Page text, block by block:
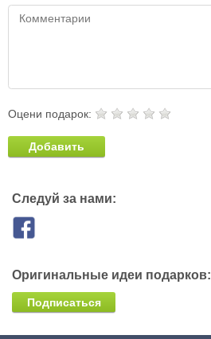
Оцени подарок:
Добавить
Следуй за нами:
Оригинальные идеи подарков:
Подписаться